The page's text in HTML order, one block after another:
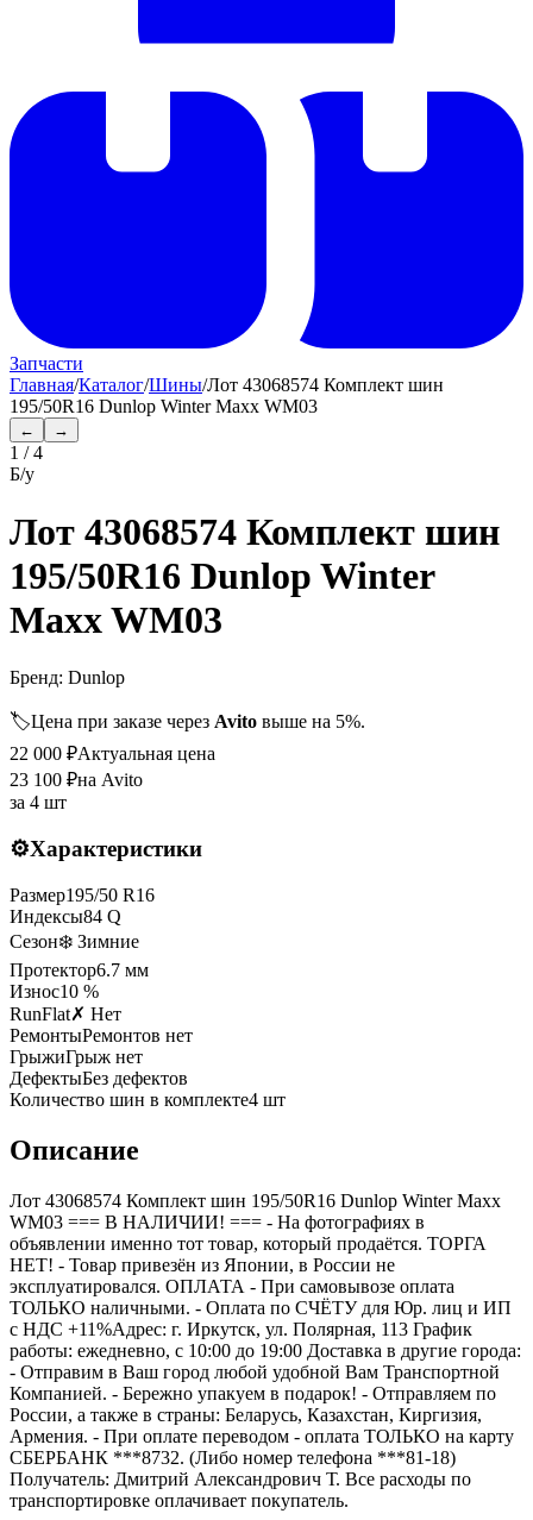
Запчасти
Главная/Каталог/Шины/Лот 43068574 Комплект шин
195/50R16 Dunlop Winter Maxx WM03
← →
1 /4
Б/у
Лот 43068574 Комплект шин
195/50R16 Dunlop Winter
Maxx WM03
Бренд: Dunlop
🏷️Цена при заказе через Avito выше на 5%.
22 000 ₽Актуальная цена
23 100 ₽на Avito
за 4 шт
⚙️Характеристики
Размер195/50 R16
Индексы84 Q
Сезон❄️ Зимние
Протектор6.7 мм
Износ10 %
RunFlat✗ Нет
РемонтыРемонтов нет
ГрыжиГрыж нет
ДефектыБез дефектов
Количество шин в комплекте4 шт
Описание
Лот 43068574 Комплект шин 195/50R16 Dunlop Winter Maxx
WM03 === B НАЛИЧИИ! === - На фотографиях в
объявлении именно тот товар, который продаётся. ТОРГА
НЕТ! - Товар привезён из Японии, в России не
эксплуатировался. ОПЛАТА - При самовывозе оплата
ТОЛЬКО наличными. - Оплата по СЧЁТУ для Юр. лиц и ИП
с НДС +11%Адрес: г. Иркутск, ул. Полярная, 113 График
работы: ежедневно, с 10:00 до 19:00 Доставка в другие города:
- Отправим в Ваш город любой удобной Вам Транспортной
Компанией. - Бережно упакуем в подарок! - Отправляем по
России, а также в страны: Беларусь, Казахстан, Киргизия,
Армения. - При оплате переводом - оплата ТОЛЬКО на карту
СБЕРБАНК ***8732. (Либо номер телефона ***81-18)
Получатель: Дмитрий Александрович Т. Все расходы по
транспортировке оплачивает покупатель.